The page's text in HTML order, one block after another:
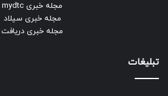
مجله خبری mydtc
مجله خبری سیلاد
مجله خبری دریافت
تبلیغات